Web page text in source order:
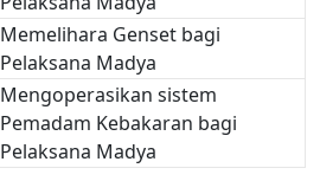
Memelihara Genset bagi
Pelaksana Madya
Mengoperasikan sistem
Pemadam Kebakaran bagi
Pelaksana Madya